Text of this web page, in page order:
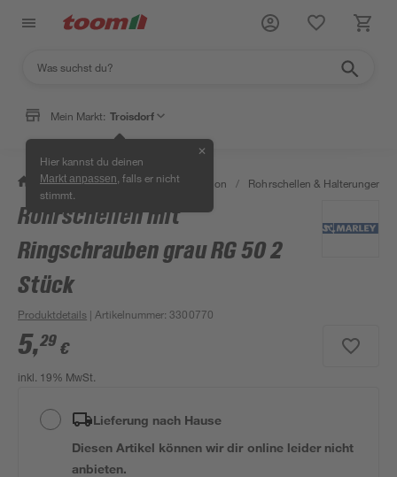
Mein Markt: Troisdorf
Hier kannst du deinen
Markt anpassen , falls er nicht
stimmt.
✕
/ Bad & Sanitär / Sanitärinstallation / Rohrschellen & Halterungen
Rohrschellen mit
Ringschrauben grau RG 50 2
Stück
Produktdetails | Artikelnummer:3300770
5,29 €
inkl. 19% MwSt.
Lieferung nach Hause
Diesen Artikel können wir dir online leider nicht
anbieten.